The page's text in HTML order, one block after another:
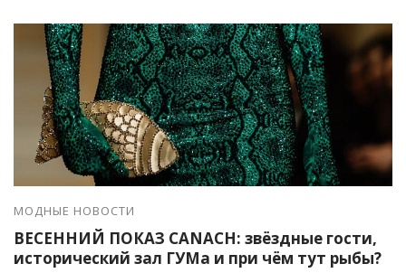
МОДНЫЕ НОВОСТИ
ВЕСЕННИЙ ПОКАЗ CANACH: звёздные гости,
исторический зал ГУМа и при чём тут рыбы?